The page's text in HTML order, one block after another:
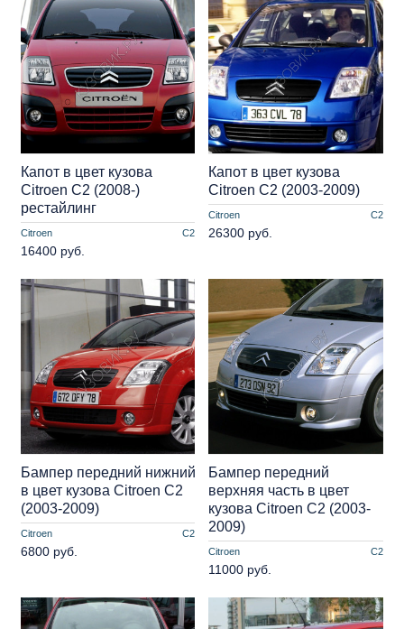
Citroen C2
Капот в цвет кузова
Citroen C2 (2008-)
рестайлинг
16400 руб.
Citroen C2
Капот в цвет кузова
Citroen C2 (2003-2009)
26300 руб.
Citroen C2
Бампер передний нижний
в цвет кузова Citroen C2
(2003-2009)
6800 руб. Citroen C2
Бампер передний
верхняя часть в цвет
кузова Citroen C2 (2003-
2009)
11000 руб.